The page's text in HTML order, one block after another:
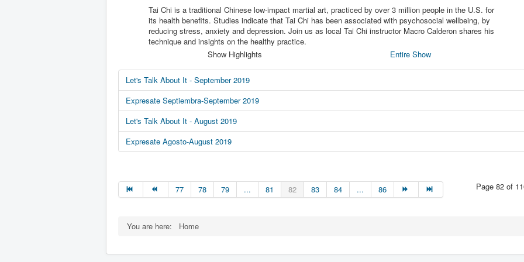
Tai Chi is a traditional Chinese low-impact martial art, practiced by over 3 million people in the U.S. for
its health benefits. Studies indicate that Tai Chi has been associated with psychosocial wellbeing, by
reducing stress, anxiety and depression. Join us as local Tai Chi instructor Macro Calderon shares his
technique and insights on the healthy practice.
Show Highlights
Entire Show
Let's Talk About It - September 2019
Expresate Septiembra-September 2019
Let's Talk About It - August 2019
Expresate Agosto-August 2019
Page 82 of
77 78 79 ... 81 82 83 84 ... 86
You are here: Home